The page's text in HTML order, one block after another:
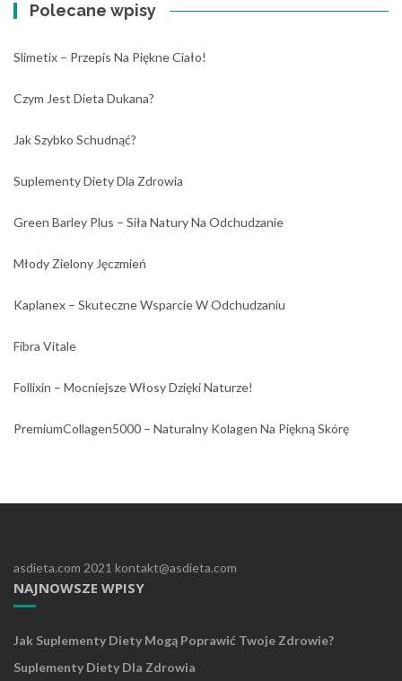
Polecane wpisy
Slimetix – Przepis Na Piękne Ciało!
Czym Jest Dieta Dukana?
Jak Szybko Schudnąć?
Suplementy Diety Dla Zdrowia
Green Barley Plus – Siła Natury Na Odchudzanie
Młody Zielony Jęczmień
Kaplanex – Skuteczne Wsparcie W Odchudzaniu
Fibra Vitale
Follixin – Mocniejsze Włosy Dzięki Naturze!
PremiumCollagen5000 – Naturalny Kolagen Na Piękną Skórę
asdieta.com 2021 kontakt@asdieta.com
NAJNOWSZE WPISY
Jak Suplementy Diety Mogą Poprawić Twoje Zdrowie?
Suplementy Diety Dla Zdrowia